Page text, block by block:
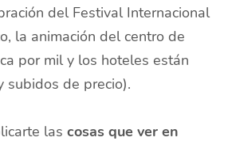
del Festival Internacional
la animación del centro de
por mil y los hoteles están
subidos de precio).
lascosas que ver en